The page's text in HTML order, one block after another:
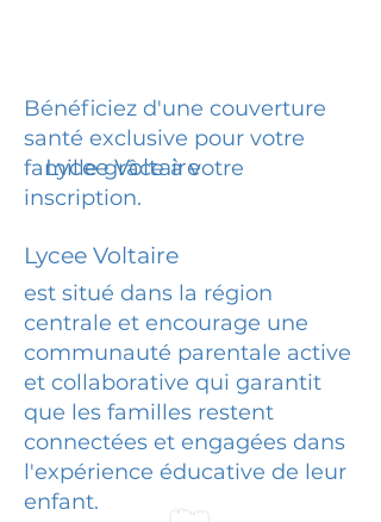
Bénéficiez d'une couverture
santé exclusive pour votre
famille grâce à votre
inscription.
Lycee Voltaire
Lycee Voltaire
est situé dans la région
centrale et encourage une
communauté parentale active
et collaborative qui garantit
que les familles restent
connectées et engagées dans
l'expérience éducative de leur
enfant.